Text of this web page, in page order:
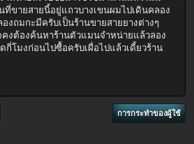
ขายสายนี้อยู่แถวบางเขนผมไปเดินคลอง
งถมกะมีครับเป็นร้านขายสายยางต่างๆ
งต้องค้นหาร้านตัวแมนจำหน่ายแล้วลอง
กี่โมงก่อนไปซื้อครับเผื่อไปแล้วเดี้ยวร้าน
การกระทำของผู้ใช้